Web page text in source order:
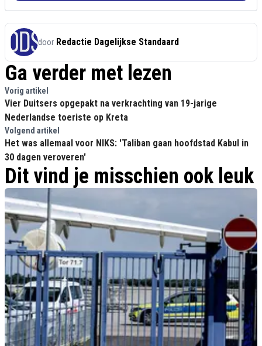
door Redactie Dagelijkse Standaard
Ga verder met lezen
Vorig artikel
Vier Duitsers opgepakt na verkrachting van 19-jarige
Nederlandse toeriste op Kreta
Volgend artikel
Het was allemaal voor NIKS: 'Taliban gaan hoofdstad Kabul in
30 dagen veroveren'
Dit vind je misschien ook leuk